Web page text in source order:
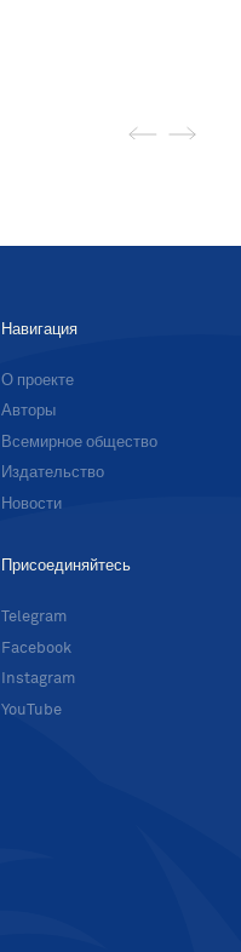
Навигация
О проекте
Авторы
Всемирное общество
Издательство
Новости
Присоединяйтесь
Telegram
Facebook
Instagram
YouTube